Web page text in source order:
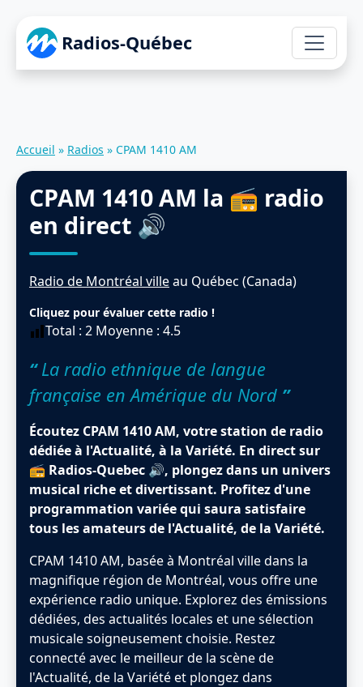
Radios-Québec
Accueil » Radios » CPAM 1410 AM
CPAM 1410 AM la 📻 radio
en direct 🔊
Radio de Montréal villeau Québec (Canada)
Cliquez pour évaluer cette radio !
Total : 2 Moyenne : 4.5
“La radio ethnique de langue
française en Amérique du Nord ”
Écoutez CPAM 1410 AM, votre station de radio
dédiée à l'Actualité, à la Variété. En direct sur
📻 Radios-Quebec 🔊, plongez dans un univers
musical riche et divertissant. Profitez d'une
programmation variée qui saura satisfaire
tous les amateurs de l'Actualité, de la Variété.
CPAM 1410 AM, basée à Montréal ville dans la
magnifique région de Montréal, vous offre une
expérience radio unique. Explorez des émissions
dédiées, des actualités locales et une sélection
musicale soigneusement choisie. Restez
connecté avec le meilleur de la scène de
l'Actualité, de la Variété et plongez dans